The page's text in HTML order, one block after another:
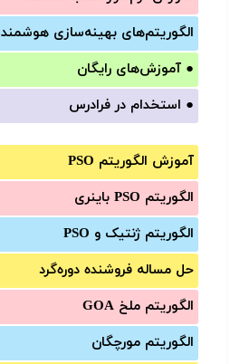
الگوریتم‌های بهینه‌سازی هوشمند
● آموزش‌های رایگان
● استخدام در فرادرس
آموزش الگوریتم PSO
الگوریتم PSO باینری
الگوریتم ژنتیک و PSO
حل مساله فروشنده دوره‌گرد
الگوریتم ملخ GOA
الگوریتم مورچگان